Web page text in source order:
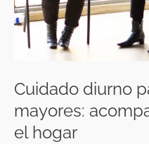
Cuidado diurno
mayores:
el hogar
dejar
el
hogar